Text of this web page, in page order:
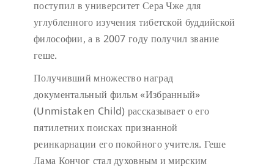
поступил в университет Сера Чже для
углубленного изучения тибетской буддийской
философии, а в 2007 году получил звание
геше.
Получивший множество наград
документальный фильм «Избранный»
(Unmistaken Child) рассказывает о его
пятилетних поисках признанной
реинкарнации его покойного учителя. Геше
Лама Кончог стал духовным и мирским